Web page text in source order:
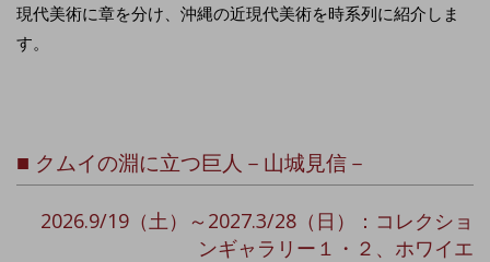
現代美術に章を分け、沖縄の近現代美術を時系列に紹介しま
す。
■ クムイの淵に立つ巨人－山城見信－
2026.9/19（土）～2027.3/28（日）：コレクショ
ンギャラリー１・２、ホワイエ